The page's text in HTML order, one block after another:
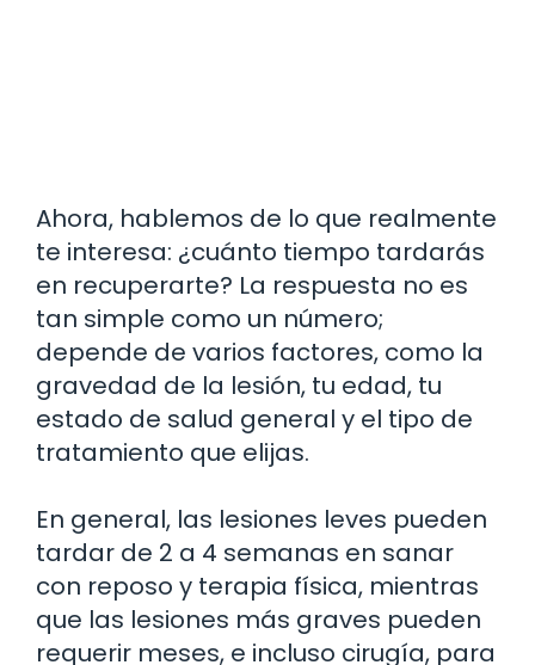
Ahora, hablemos de lo que realmente
te interesa: ¿cuánto tiempo tardarás
en recuperarte? La respuesta no es
tan simple como un número;
depende de varios factores, como la
gravedad de la lesión, tu edad, tu
estado de salud general y el tipo de
tratamiento que elijas.
En general, las lesiones leves pueden
tardar de 2 a 4 semanas en sanar
con reposo y terapia física, mientras
que las lesiones más graves pueden
requerir meses, e incluso cirugía, para